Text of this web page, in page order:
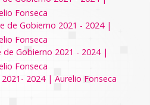
Fonseca
de Gobierno 2021 - 2024 |
Fonseca
de Gobierno 2021 - 2024 |
Fonseca
2024 | Aurelio Fonseca